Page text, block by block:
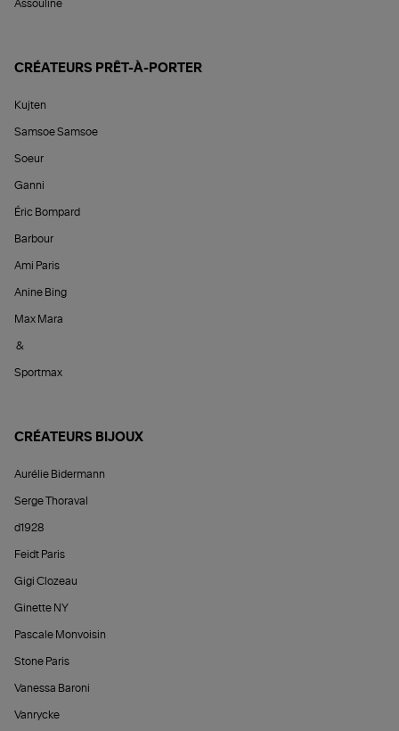
Assouline
CRÉATEURS PRÊT-À-PORTER
Kujten
Samsoe Samsoe
Soeur
Ganni
Éric Bompard
Barbour
Ami Paris
Anine Bing
Max Mara
&
Sportmax
CRÉATEURS BIJOUX
Aurélie Bidermann
Serge Thoraval
d1928
Feidt Paris
Gigi Clozeau
Ginette NY
Pascale Monvoisin
Stone Paris
Vanessa Baroni
Vanrycke